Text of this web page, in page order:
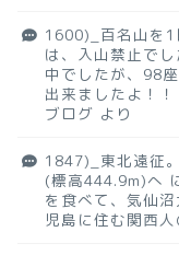
1600)_百名山を1
は、入山禁止で
中でしたが、98
出来ましたよ！
ブログ より
1847)_東北遠征
(標高444.9m)へ
を食べて、気仙
児島に住む関西